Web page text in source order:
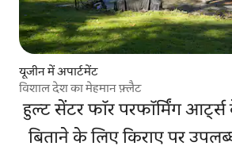
यूजीन में अपार्टमेंट
विशाल देश का मेहमान फ़्लैट
हुल्ट सेंटर फॉर परफॉर्मिंग आर्ट्स
बिताने के लिए किराए पर